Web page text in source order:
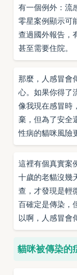
有一個例外：流
零星案例顯示可
查過國外報告，
甚至需要住院。
那麼，人感冒會
心。如果你得了
像我現在感冒時
棄，但為了安全
性病的貓咪風險
這裡有個真實案
十歲的老貓沒幾
查，才發現是輕
百確定是傳染，
以啊，人感冒會
貓咪被傳染的